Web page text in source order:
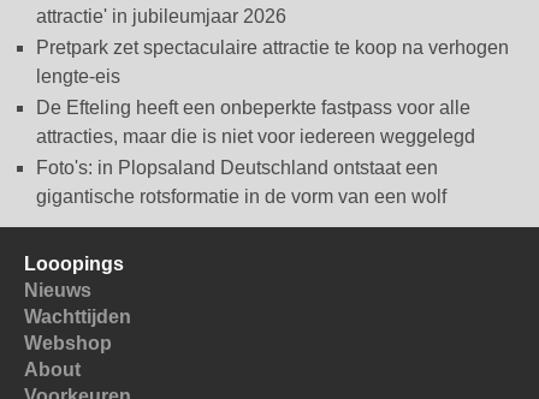
attractie' in jubileumjaar 2026
Pretpark zet spectaculaire attractie te koop na verhogen
lengte-eis
De Efteling heeft een onbeperkte fastpass voor alle
attracties, maar die is niet voor iedereen weggelegd
Foto's: in Plopsaland Deutschland ontstaat een
gigantische rotsformatie in de vorm van een wolf
Looopings
Nieuws
Wachttijden
Webshop
About